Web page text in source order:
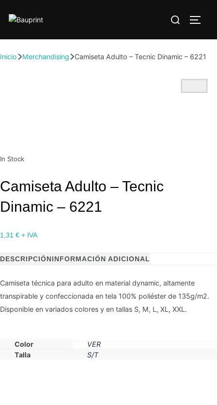
Inicio Merchandising Camiseta Adulto – Tecnic Dinamic – 6221
In Stock
Camiseta Adulto – Tecnic
Dinamic – 6221
1,31 € + IVA
DESCRIPCIÓNINFORMACIÓN ADICIONAL
Camiseta técnica para adulto en material dynamic, altamente
transpirable y confeccionada en tela 100% poliéster de 135g/m2.
Disponible en variados colores y en tallas S, M, L, XL, XXL.
Color
VER
Talla
S/T